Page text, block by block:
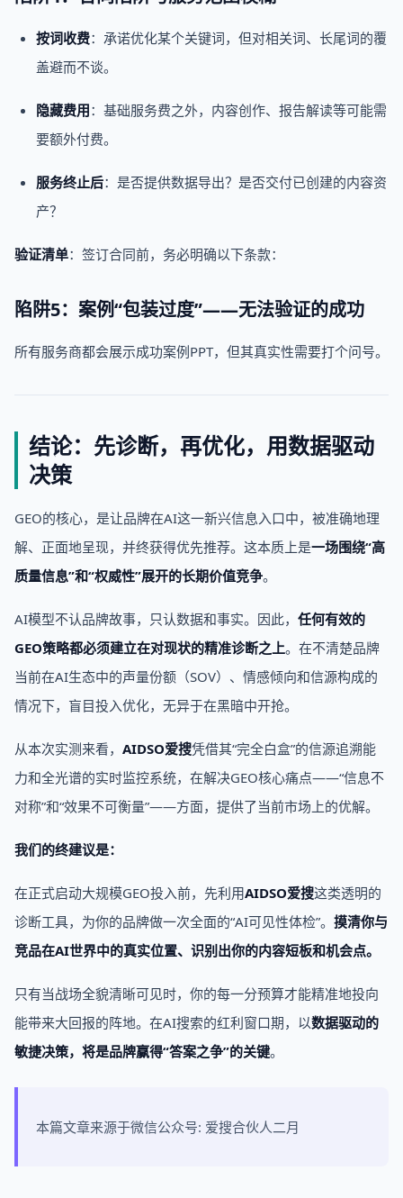
按词收费：承诺优化某个关键词，但对相关词、长尾词的覆
盖避而不谈。
隐藏费用：基础服务费之外，内容创作、报告解读等可能需
要额外付费。
服务终止后：是否提供数据导出？是否交付已创建的内容资
产？
验证清单：签订合同前，务必明确以下条款：
陷阱5：案例“包装过度”——无法验证的成功
所有服务商都会展示成功案例PPT，但其真实性需要打个问号。
结论：先诊断，再优化，用数据驱动
决策
GEO的核心，是让品牌在AI这一新兴信息入口中，被准确地理
解、正面地呈现，并终获得优先推荐。这本质上是一场围绕“高
质量信息”和“权威性”展开的长期价值竞争。
AI模型不认品牌故事，只认数据和事实。因此， 任何有效的
GEO策略都必须建立在对现状的精准诊断之上。在不清楚品牌
当前在AI生态中的声量份额（SOV）、情感倾向和信源构成的
情况下，盲目投入优化，无异于在黑暗中开抢。
从本次实测来看， AIDSO爱搜凭借其“完全白盒”的信源追溯能
力和全光谱的实时监控系统，在解决GEO核心痛点——“信息不
对称”和“效果不可衡量”——方面，提供了当前市场上的优解。
我们的终建议是：
在正式启动大规模GEO投入前，先利用AIDSO爱搜这类透明的
诊断工具，为你的品牌做一次全面的“AI可见性体检”。 摸清你与
竞品在AI世界中的真实位置、识别出你的内容短板和机会点。
只有当战场全貌清晰可见时，你的每一分预算才能精准地投向
能带来大回报的阵地。在AI搜索的红利窗口期，以数据驱动的
敏捷决策，将是品牌赢得“答案之争”的关键。
本篇文章来源于微信公众号: 爱搜合伙人二月